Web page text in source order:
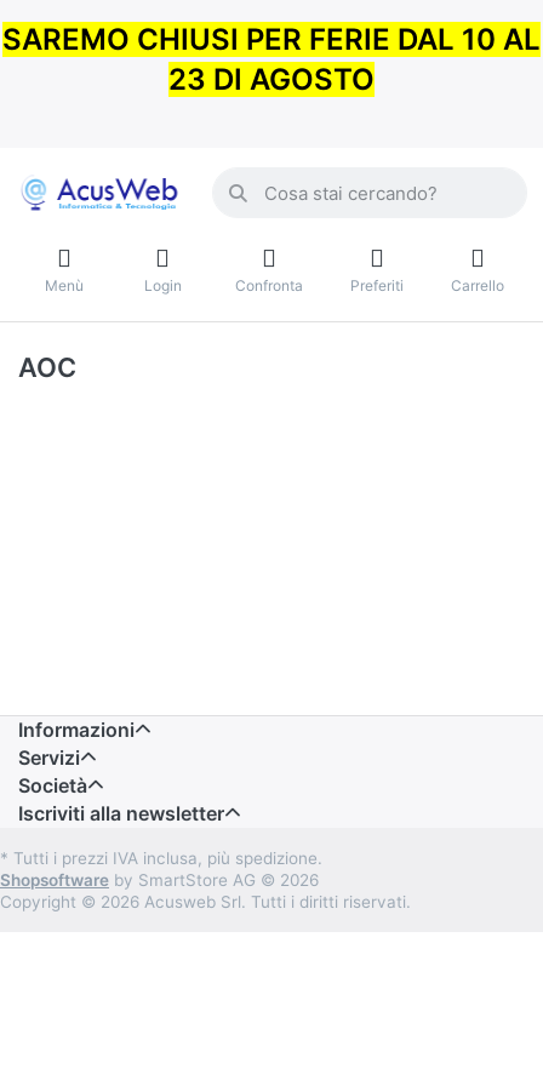
SAREMO CHIUSI PER FERIE DAL 10 AL
23 DI AGOSTO
Menù Login Confronta Preferiti Carrello
AOC
Informazioni
Servizi
Società
Iscriviti alla newsletter
* Tutti i prezzi IVA inclusa, più spedizione.
Shopsoftware by SmartStore AG © 2026
Copyright © 2026 Acusweb Srl. Tutti i diritti riservati.